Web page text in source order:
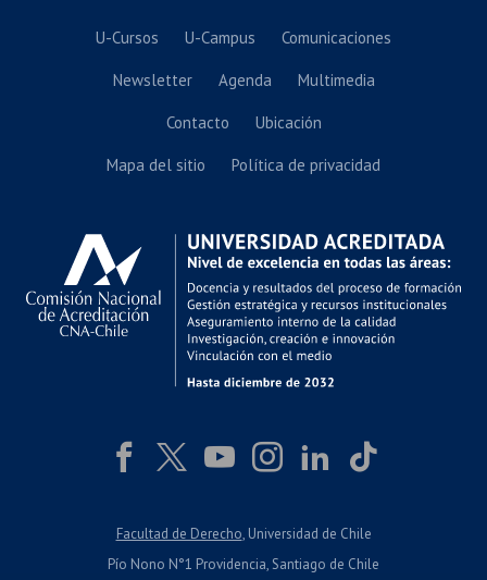
U-Cursos U-Campus Comunicaciones
Newsletter Agenda Multimedia
Contacto Ubicación
Mapa del sitio Política de privacidad
Facultad de Derecho, Universidad de Chile
Pío Nono N°1 Providencia, Santiago de Chile